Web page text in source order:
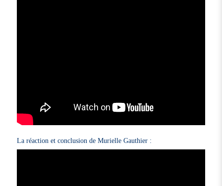
La réaction et conclusion de Murielle Gauthier :